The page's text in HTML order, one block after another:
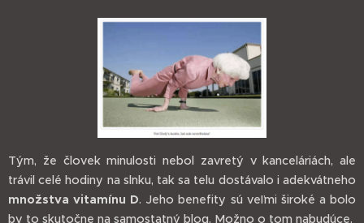
Tým, že človek minulosti nebol zavretý v kanceláriách, ale
trávil celé hodiny na slnku, tak sa telu dostávalo i adekvátneho
množstva vitamínu D. Jeho benefity sú veľmi široké a bolo
by to skutočne na samostatný blog. Možno o tom nabudúce.